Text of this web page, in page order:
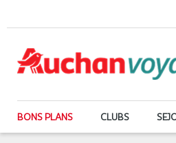
BONS PLANS CLUBS